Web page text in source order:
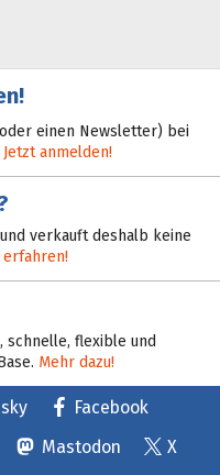
einen Newsletter) bei
Jetzt anmelden!
verkauft deshalb keine
erfahren!
schnelle, flexible und
Mehr dazu!
Facebook
Mastodon X